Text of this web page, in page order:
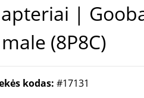
F/UTP | Grey
(8P8C)
kodas: #17131